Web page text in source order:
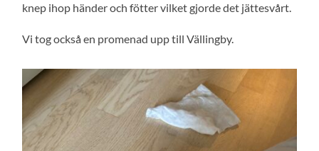
knep ihop händer och fötter vilket gjorde det jättesvårt.
Vi tog också en promenad upp till Vällingby.